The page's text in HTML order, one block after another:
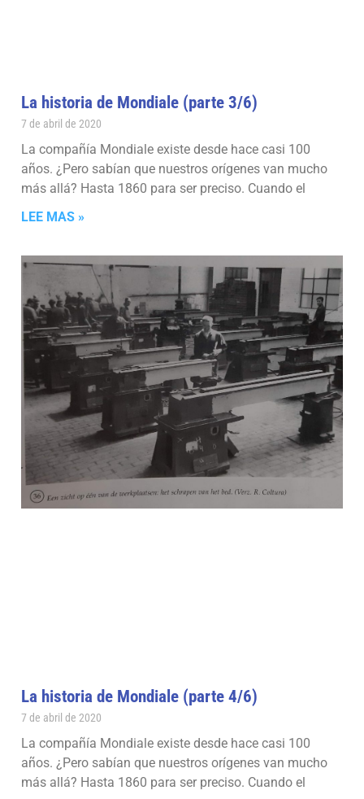
La historia de Mondiale (parte 3/6)
7 de abril de 2020
La compañía Mondiale existe desde hace casi 100
años. ¿Pero sabían que nuestros orígenes van mucho
más allá? Hasta 1860 para ser preciso. Cuando el
LEE MAS »
La historia de Mondiale (parte 4/6)
7 de abril de 2020
La compañía Mondiale existe desde hace casi 100
años. ¿Pero sabían que nuestros orígenes van mucho
más allá? Hasta 1860 para ser preciso. Cuando el